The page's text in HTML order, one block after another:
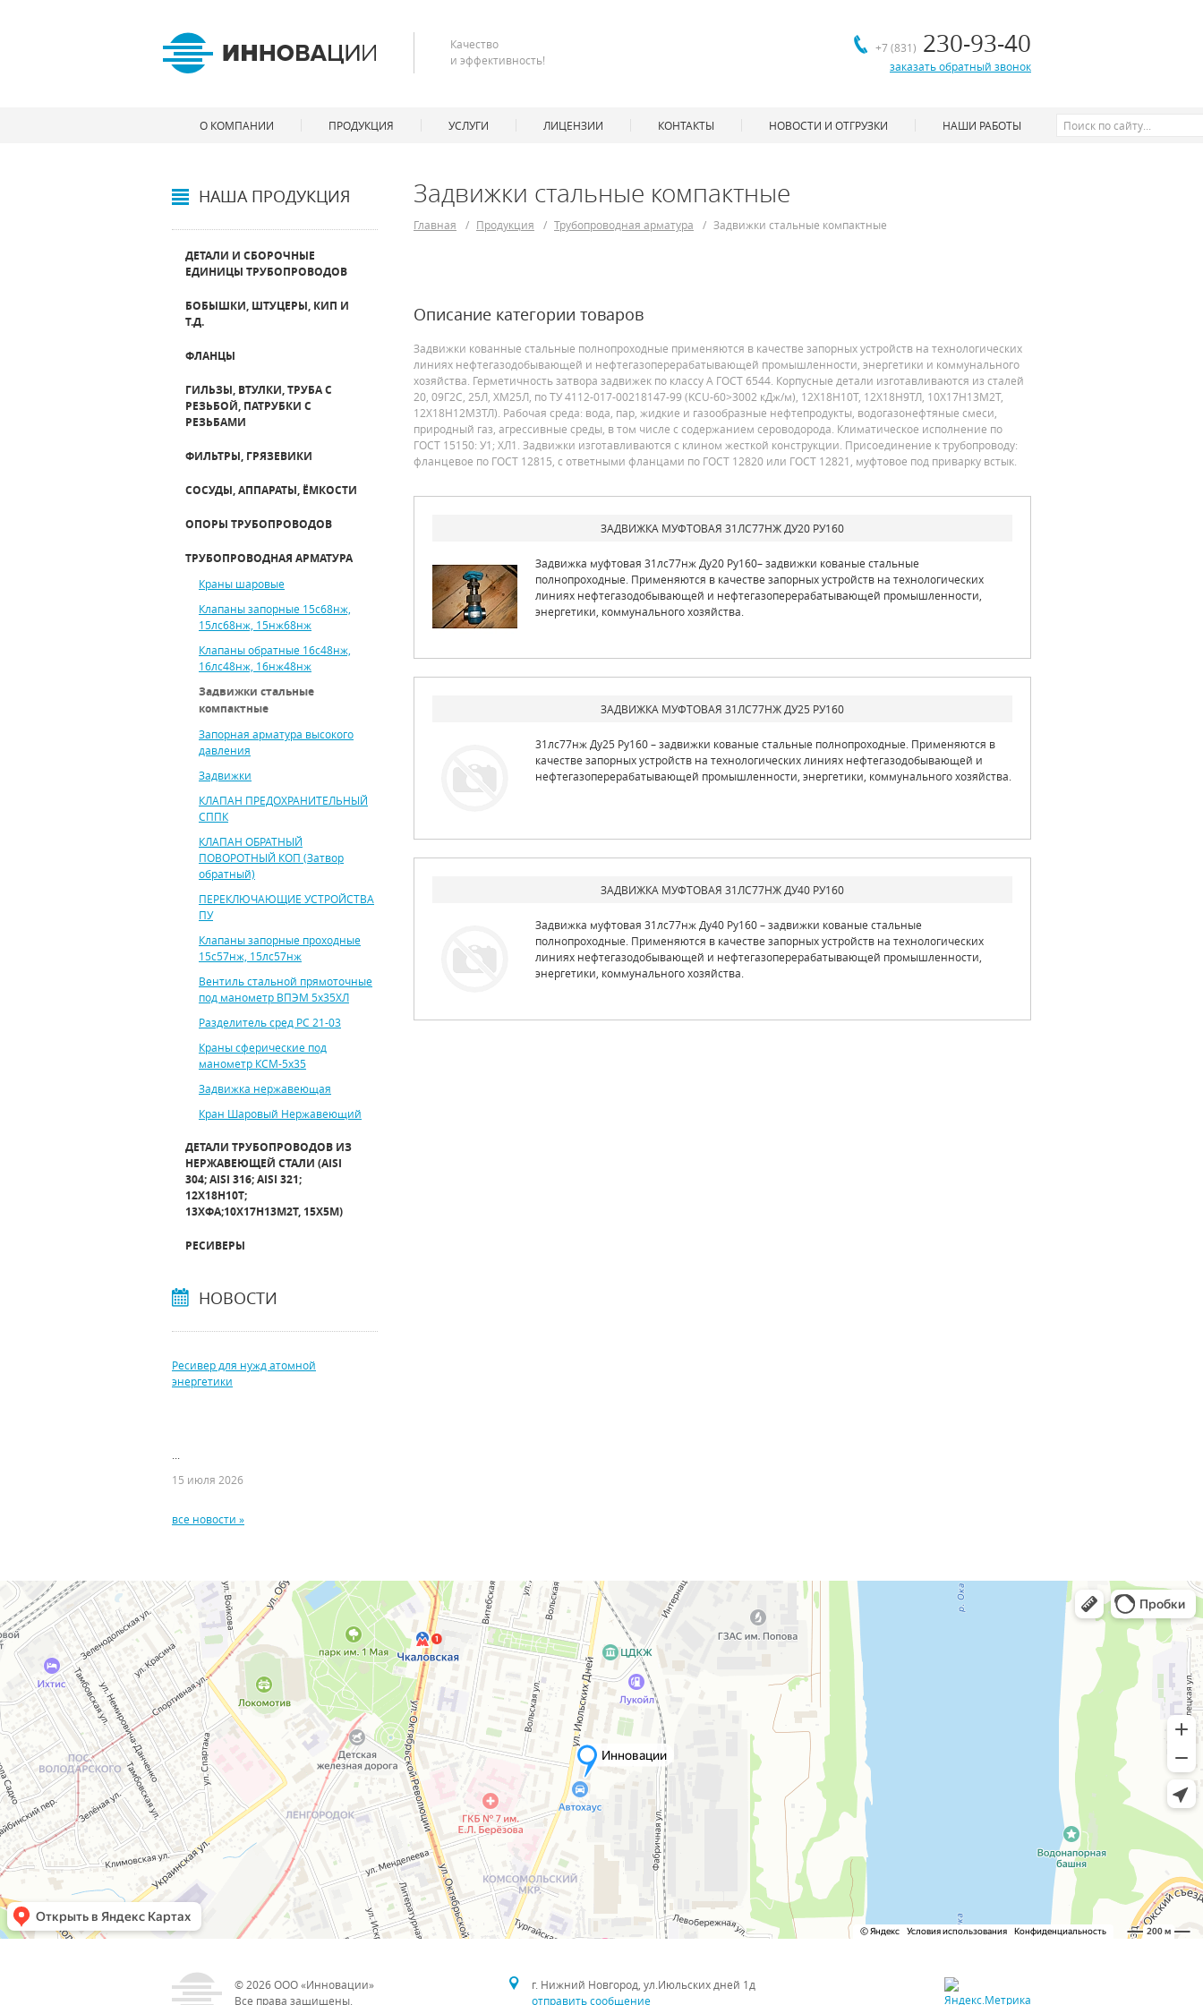
НАША ПРОДУКЦИЯ
ДЕТАЛИ И СБОРОЧНЫЕ
ЕДИНИЦЫ ТРУБОПРОВОДОВ
БОБЫШКИ, ШТУЦЕРЫ, КИП И
Т.Д.
ФЛАНЦЫ
ГИЛЬЗЫ, ВТУЛКИ, ТРУБА С
РЕЗЬБОЙ, ПАТРУБКИ С
РЕЗЬБАМИ
ФИЛЬТРЫ, ГРЯЗЕВИКИ
СОСУДЫ, АППАРАТЫ, ЁМКОСТИ
ОПОРЫ ТРУБОПРОВОДОВ
ТРУБОПРОВОДНАЯ АРМАТУРА
Краны шаровые
Клапаны запорные 15с68нж,
15лс68нж, 15нж68нж
Клапаны обратные 16с48нж,
16лс48нж, 16нж48нж
Задвижки стальные
компактные
Запорная арматура высокого
давления
Задвижки
КЛАПАН ПРЕДОХРАНИТЕЛЬНЫЙ
СППК
КЛАПАН ОБРАТНЫЙ
ПОВОРОТНЫЙ КОП (Затвор
обратный)
ПЕРЕКЛЮЧАЮЩИЕ УСТРОЙСТВА
ПУ
Клапаны запорные проходные
15с57нж, 15лс57нж
Вентиль стальной прямоточные
под манометр ВПЭМ 5х35ХЛ
Разделитель сред РС 21-03
Краны сферические под
манометр КСМ-5х35
Задвижка нержавеющая
Кран Шаровый Нержавеющий
ДЕТАЛИ ТРУБОПРОВОДОВ ИЗ
НЕРЖАВЕЮЩЕЙ СТАЛИ (AISI
304; AISI 316; AISI 321;
12Х18Н10Т;
13ХФА;10Х17Н13М2Т, 15Х5М)
РЕСИВЕРЫ
НОВОСТИ
Ресивер для нужд атомной
энергетики
15 июля 2026
все новости »
Задвижки стальные компактные
Главная / Продукция / Трубопроводная арматура / Задвижки стальные компактные
Описание категории товаров
Задвижки кованные стальные полнопроходные применяются в качестве запорных устройств на технологических
линиях нефтегазодобывающей и нефтегазоперерабатывающей промышленности, энергетики и коммунального
хозяйства. Герметичность затвора задвижек по классу А ГОСТ 6544. Корпусные детали изготавливаются из сталей
20, 09Г2С, 25Л, ХМ25Л, по ТУ 4112-017-00218147-99 (KCU-60>3002 кДж/м), 12Х18Н10Т, 12Х18Н9ТЛ, 10Х17Н13М2Т,
12Х18Н12М3ТЛ). Рабочая среда: вода, пар, жидкие и газообразные нефтепродукты, водогазонефтяные смеси,
природный газ, агрессивные среды, в том числе с содержанием сероводорода. Климатическое исполнение по
ГОСТ 15150: У1; ХЛ1. Задвижки изготавливаются с клином жесткой конструкции. Присоединение к трубопроводу:
фланцевое по ГОСТ 12815, с ответными фланцами по ГОСТ 12820 или ГОСТ 12821, муфтовое под приварку встык.
ЗАДВИЖКА МУФТОВАЯ 31ЛС77НЖ ДУ20 РУ160
Задвижка муфтовая 31лс77нж Ду20 Ру160– задвижки кованые стальные
полнопроходные. Применяются в качестве запорных устройств на технологических
линиях нефтегазодобывающей и нефтегазоперерабатывающей промышленности,
энергетики, коммунального хозяйства.
ЗАДВИЖКА МУФТОВАЯ 31ЛС77НЖ ДУ25 РУ160
31лс77нж Ду25 Ру160 – задвижки кованые стальные полнопроходные. Применяются в
качестве запорных устройств на технологических линиях нефтегазодобывающей и
нефтегазоперерабатывающей промышленности, энергетики, коммунального хозяйства.
ЗАДВИЖКА МУФТОВАЯ 31ЛС77НЖ ДУ40 РУ160
Задвижка муфтовая 31лс77нж Ду40 Ру160 – задвижки кованые стальные
полнопроходные. Применяются в качестве запорных устройств на технологических
линиях нефтегазодобывающей и нефтегазоперерабатывающей промышленности,
энергетики, коммунального хозяйства.
© 2026ООО «Инновации»
Все права защищены.
г. Нижний Новгород, ул.Июльских дней 1д
отправить сообщение
Качество
и эффективность!
+7 (831) 230-93-40
заказать обратный звонок
О КОМПАНИИ ПРОДУКЦИЯ УСЛУГИ ЛИЦЕНЗИИ КОНТАКТЫ НОВОСТИ И ОТГРУЗКИ НАШИ РАБОТЫ